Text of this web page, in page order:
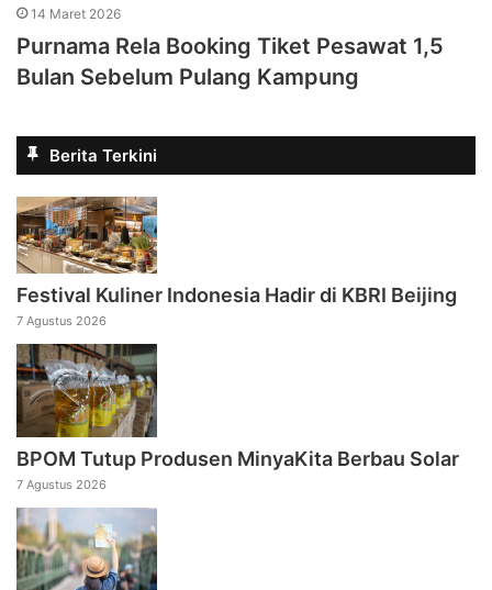
14 Maret 2026
Purnama Rela Booking Tiket Pesawat 1,5
Bulan Sebelum Pulang Kampung
Berita Terkini
Festival Kuliner Indonesia Hadir di KBRI Beijing
7 Agustus 2026
BPOM Tutup Produsen MinyaKita Berbau Solar
7 Agustus 2026